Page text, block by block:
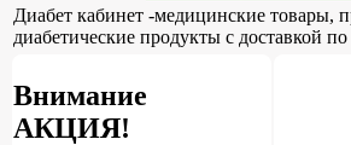
Диабет кабинет -медицинские товары,
диабетические продукты с доставкой
Внимание
АКЦИЯ!